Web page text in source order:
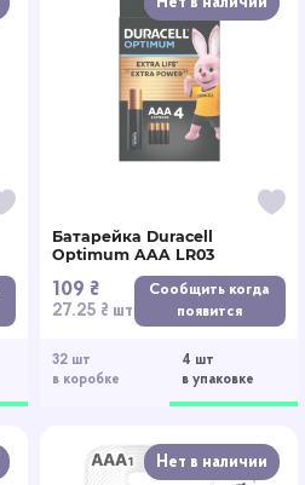
32 шт
в коробке
4 шт
в упаковке
Батарейка Duracell
Optimum AAA LR03
109 ₴
27.25 ₴ шт
Сообщить когда
появится
Нет в наличии